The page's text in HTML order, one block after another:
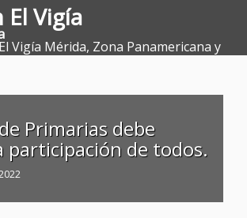
El Vigía
Vigía Mérida, Zona Panamericana y
Primarias debe
participación de todos.